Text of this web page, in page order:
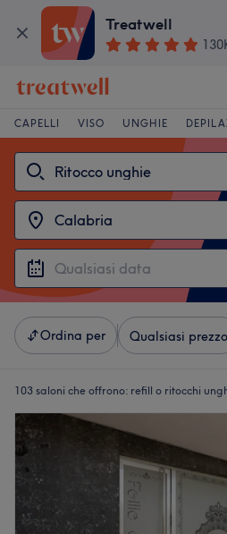
Treatwell
CAPELLI VISO UNGHIE
Ordina per Qualsiasi prezzo
103 saloni che offrono: refill o ritocchi